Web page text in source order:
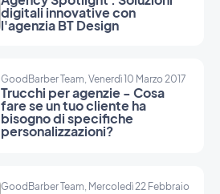
digitali innovative con
l'agenzia BT Design
GoodBarber Team, Venerdì 10 Marzo 2017
Trucchi per agenzie - Cosa
fare se un tuo cliente ha
bisogno di specifiche
personalizzazioni?
GoodBarber Team, Mercoledì 22 Febbraio